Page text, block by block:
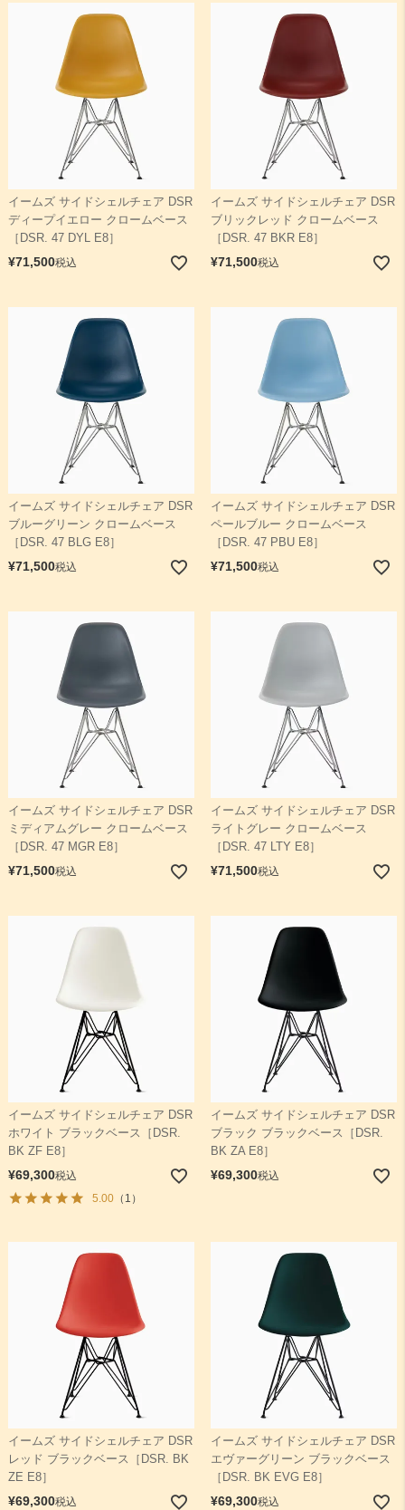
イームズ サイドシェルチェア DSR
ディープイエロー クロームベース
［DSR. 47 DYL E8］
¥71,500税込
イームズ サイドシェルチェア DSR
ブリックレッド クロームベース
［DSR. 47 BKR E8］
¥71,500税込
イームズ サイドシェルチェア DSR
ブルーグリーン クロームベース
［DSR. 47 BLG E8］
¥71,500税込
イームズ サイドシェルチェア DSR
ペールブルー クロームベース
［DSR. 47 PBU E8］
¥71,500税込
イームズ サイドシェルチェア DSR
ミディアムグレー クロームベース
［DSR. 47 MGR E8］
¥71,500税込
イームズ サイドシェルチェア DSR
ライトグレー クロームベース
［DSR. 47 LTY E8］
¥71,500税込
イームズ サイドシェルチェア DSR
ホワイト ブラックベース［DSR.
BK ZF E8］
¥69,300税込
5.00（1）
イームズ サイドシェルチェア DSR
ブラック ブラックベース［DSR.
BK ZA E8］
¥69,300税込
イームズ サイドシェルチェア DSR
レッド ブラックベース［DSR. BK
ZE E8］
¥69,300税込
イームズ サイドシェルチェア DSR
エヴァーグリーン ブラックベース
［DSR. BK EVG E8］
¥69,300税込